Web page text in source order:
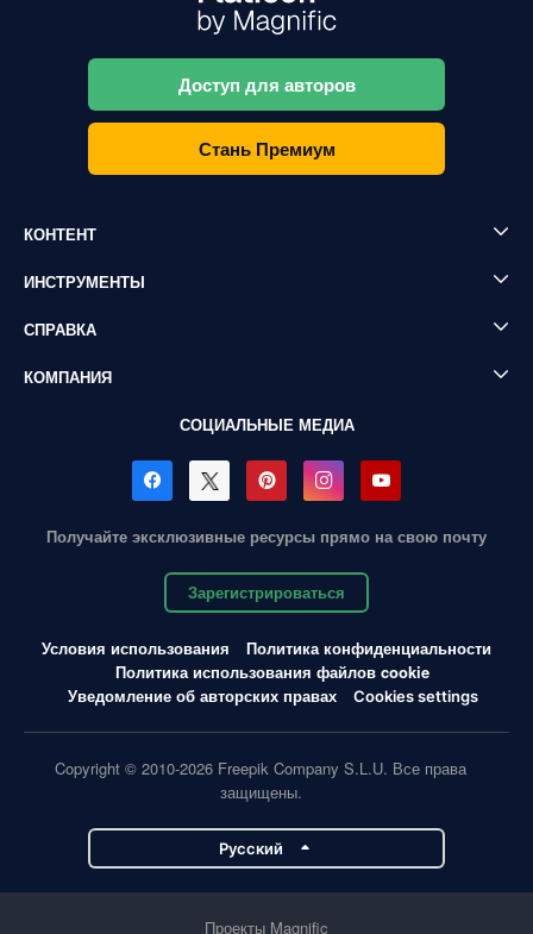
Доступ для авторов
Стань Премиум
КОНТЕНТ
ИНСТРУМЕНТЫ
СПРАВКА
КОМПАНИЯ
СОЦИАЛЬНЫЕ МЕДИА
Получайте эксклюзивные ресурсы прямо на свою почту
Зарегистрироваться
Условия использования
Политика конфиденциальности
Политика использования файлов cookie
Уведомление об авторских правах
Cookies settings
Copyright © 2010-2026 Freepik Company S.L.U. Все права
защищены.
Pусский
Проекты Magnific